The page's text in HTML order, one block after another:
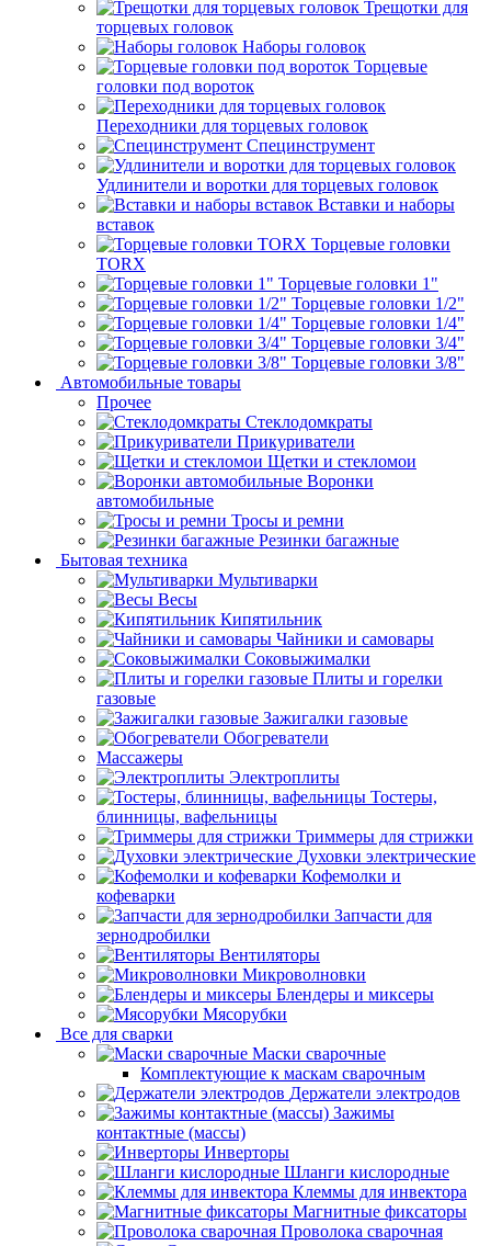
Трещотки для
торцевых головок
Наборы головок
Торцевые
головки под вороток
Переходники для торцевых головок
Специнструмент
Удлинители и воротки для торцевых головок
Вставки и наборы
вставок
Торцевые головки
TORX
Торцевые головки 1"
Торцевые головки 1/2"
Торцевые головки 1/4"
Торцевые головки 3/4"
Торцевые головки 3/8"
Автомобильные товары
Прочее
Стеклодомкраты
Прикуриватели
Щетки и стекломои
Воронки
автомобильные
Тросы и ремни
Резинки багажные
Бытовая техника
Мультиварки
Весы
Кипятильник
Чайники и самовары
Соковыжималки
Плиты и горелки
газовые
Зажигалки газовые
Обогреватели
Массажеры
Электроплиты
Тостеры,
блинницы, вафельницы
Триммеры для стрижки
Духовки электрические
Кофемолки и
кофеварки
Запчасти для
зернодробилки
Вентиляторы
Микроволновки
Блендеры и миксеры
Мясорубки
Все для сварки
Маски сварочные
Комплектующие к маскам сварочным
Держатели электродов
Зажимы
контактные (массы)
Инверторы
Шланги кислородные
Клеммы для инвектора
Магнитные фиксаторы
Проволока сварочная